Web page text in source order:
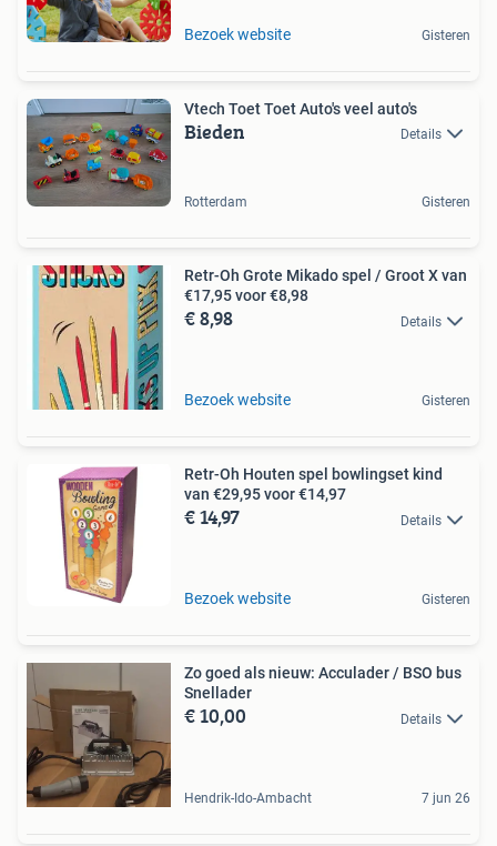
Bezoek website Gisteren
Vtech Toet Toet Auto's veel auto's
Bieden Details
Rotterdam Gisteren
Retr-Oh Grote Mikado spel / Groot X van
€17,95 voor €8,98
€ 8,98 Details
Bezoek website Gisteren
Retr-Oh Houten spel bowlingset kind
van €29,95 voor €14,97
€ 14,97 Details
Bezoek website Gisteren
Zo goed als nieuw: Acculader / BSO bus
Snellader
€ 10,00 Details
Hendrik-Ido-Ambacht 7 jun 26